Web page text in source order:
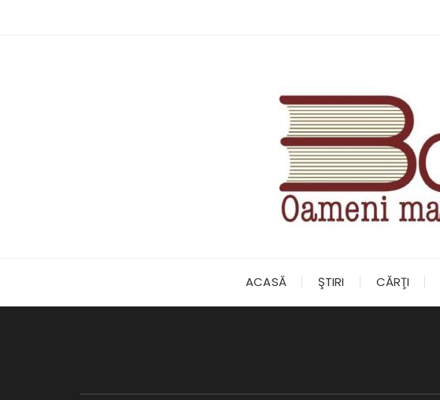
ACASĂ ŞTIRI CĂRŢI